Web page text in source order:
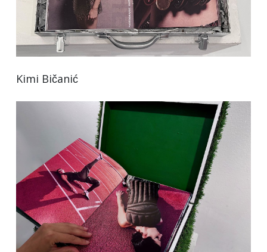
Kimi Bičanić